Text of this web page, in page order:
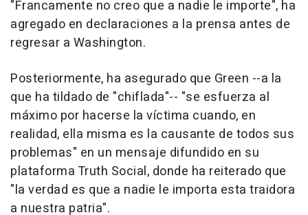
"Francamente no creo que a nadie le importe", ha
agregado en declaraciones a la prensa antes de
regresar a Washington.
Posteriormente, ha asegurado que Green --a la
que ha tildado de "chiflada"-- "se esfuerza al
máximo por hacerse la víctima cuando, en
realidad, ella misma es la causante de todos sus
problemas" en un mensaje difundido en su
plataforma Truth Social, donde ha reiterado que
"la verdad es que a nadie le importa esta traidora
a nuestra patria".